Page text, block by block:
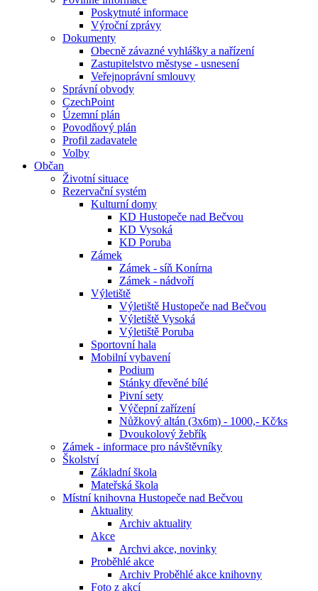
Poskytnuté informace
Výroční zprávy
Dokumenty
Obecně závazné vyhlášky a nařízení
Zastupitelstvo městyse - usnesení
Veřejnoprávní smlouvy
Správní obvody
CzechPoint
Územní plán
Povodňový plán
Profil zadavatele
Volby
Občan
Životní situace
Rezervační systém
Kulturní domy
KD Hustopeče nad Bečvou
KD Vysoká
KD Poruba
Zámek
Zámek - síň Konírna
Zámek - nádvoří
Výletiště
Výletiště Hustopeče nad Bečvou
Výletiště Vysoká
Výletiště Poruba
Sportovní hala
Mobilní vybavení
Podium
Stánky dřevěné bílé
Pivní sety
Výčepní zařízení
Nůžkový altán (3x6m) - 1000,- Kč⁄ks
Dvoukolový žebřík
Zámek - informace pro návštěvníky
Školství
Základní škola
Mateřská škola
Místní knihovna Hustopeče nad Bečvou
Aktuality
Archiv aktuality
Akce
Archvi akce, novinky
Proběhlé akce
Archiv Proběhlé akce knihovny
Foto z akcí